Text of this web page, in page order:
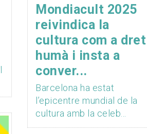
Mondiacult 2025
reivindica la
cultura com a dret
humà i insta a
conver...
Barcelona ha estat
l’epicentre mundial de la
cultura amb la celeb...